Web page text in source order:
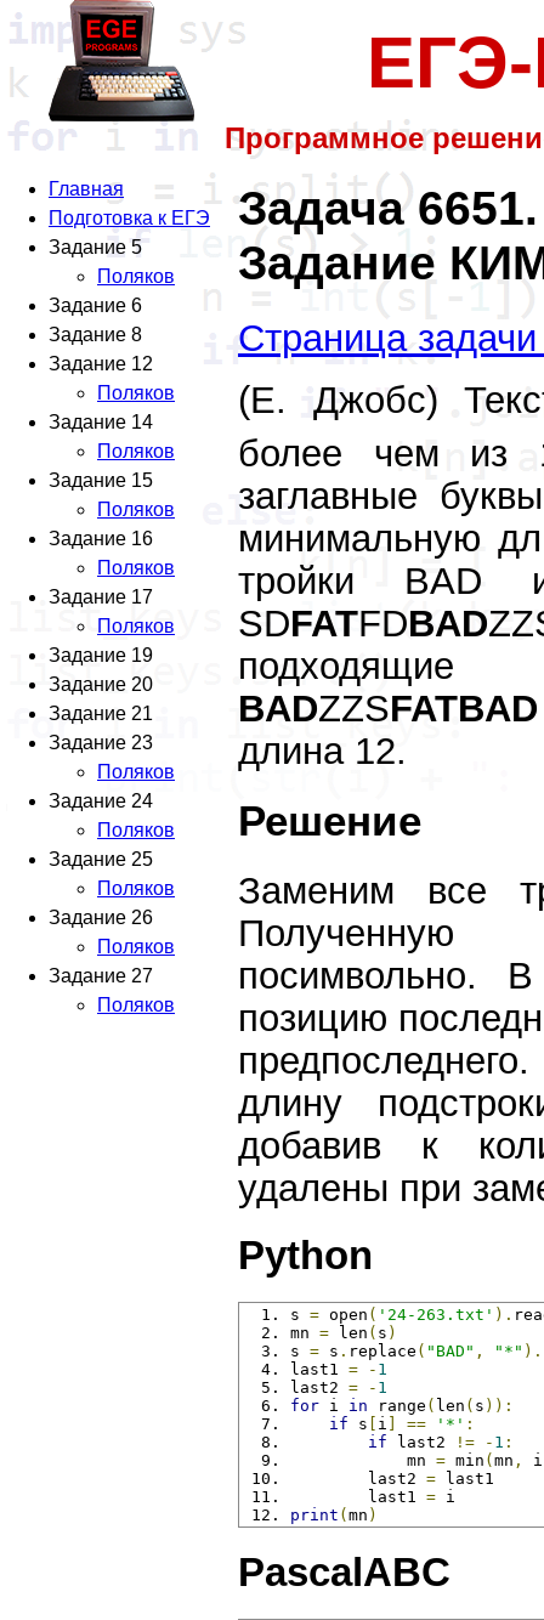
Программное
Главная
Подготовка к ЕГЭ
Задание 5
Поляков
Задание 6
Задание 8
Задание 12
Поляков
Задание 14
Поляков
Задание 15
Поляков
Задание 16
Поляков
Задание 17
Поляков
Задание 19
Задание 20
Задание 21
Задание 23
Поляков
Задание 24
Поляков
Задание 25
Поляков
Задание 26
Поляков
Задание 27
Поляков
Задача
Задание
Страница
(Е. Джобс)
более чем из
заглавные
минимальную
тройки BAD
SDFATFDBAD
BADZZSFATBAD
длина 12.
Решение
Заменим все
Полученную
посимвольно.
позицию
длину
добавив к
удалены при
Python
s = open ( '24-263.txt' ).
mn = len ( s )
s = s . replace ( "BAD" , "*" ).
last1 = - 1
last2 = - 1
for i in range ( len ( s )):
if s [ i ] == '*' :
if last2 != - 1 :
            mn
= min (mn ,
        last2
= last1
        last1
= i
print (mn )
PascalABC